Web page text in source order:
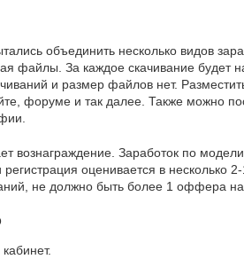
объединить несколько видов
файлы. За каждое скачивание будет
и размер файлов нет.
форуме и так далее. Также можно
вознаграждение. Заработок по
оценивается в несколько
не должно быть более 1 оффера